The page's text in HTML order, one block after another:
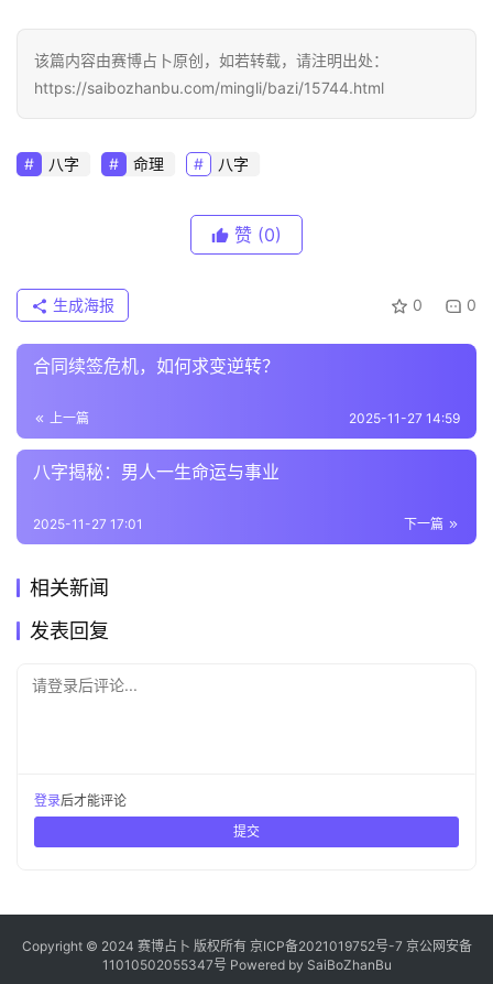
该篇内容由赛博占卜原创，如若转载，请注明出处：
https://saibozhanbu.com/mingli/bazi/15744.html
八字 命理 八字
赞 (0)
0 0
生成海报
合同续签危机，如何求变逆转？
上一篇 2025-11-27 14:59
八字揭秘：男人一生命运与事业
下一篇
2025-11-27 17:01
相关新闻
发表回复
请登录后评论...
登录后才能评论
提交
Copyright © 2024 赛博占卜 版权所有 京ICP备2021019752号-7 京公网安备
11010502055347号 Powered by SaiBoZhanBu